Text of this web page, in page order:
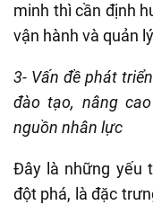
minh thì cần định
vận hành và quản
3- Vấn đề phát
đào tạo, nâng
nguồn nhân lực
Đây là những yếu
đột phá, là đặc